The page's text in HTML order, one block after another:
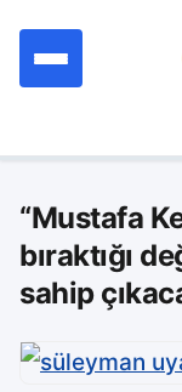
“Mustafa
bıraktığı
sahip